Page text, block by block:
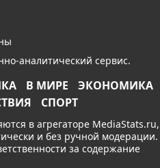
аналитический сервис.
В МИРЕ
ЭКОНОМИКА
СПОРТ
в агрегаторе MediaStats.ru,
и без ручной модерации.
за содержание